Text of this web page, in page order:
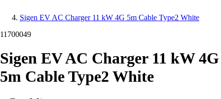
Sigen EV AC Charger 11 kW 4G 5m Cable Type2 White
11700049
Sigen EV AC Charger 11 kW 4G
5m Cable Type2 White